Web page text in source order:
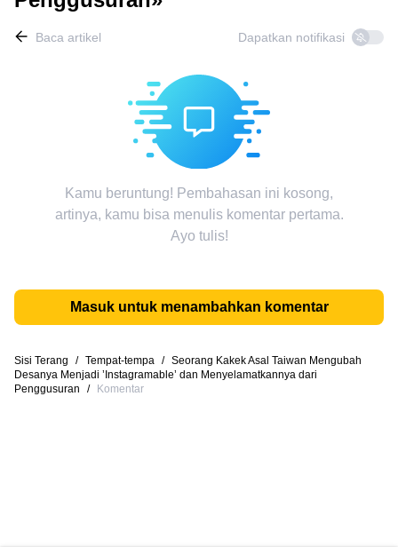
Baca artikel Dapatkan notifikasi
Kamu beruntung! Pembahasan ini kosong,
artinya, kamu bisa menulis komentar pertama.
Ayo tulis!
Masuk untuk menambahkan komentar
Sisi Terang / Tempat-tempa / Seorang Kakek Asal Taiwan Mengubah
Desanya Menjadi ’Instagramable’ dan Menyelamatkannya dari
Penggusuran
/ Komentar